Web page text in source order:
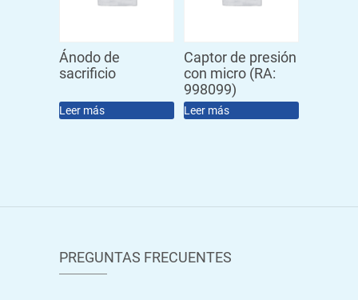
Ánodo de
sacrificio
Leer más
Captor de presión
con micro (RA:
998099)
Leer más
PREGUNTAS FRECUENTES